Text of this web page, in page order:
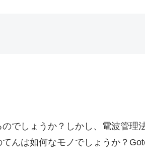
でしょうか？しかし、電波管理
んは如何なモノでしょうか？